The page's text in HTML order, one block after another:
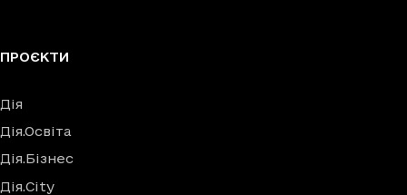
ПРОЄКТИ
Дія
Дія.Освіта
Дія.Бізнес
Дія.City